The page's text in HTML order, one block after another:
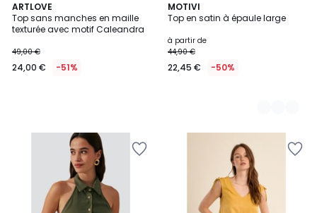
ARTLOVE
Top sans manches en maille
texturée avec motif Caleandra
49,00 €
24,00 € -51%
MOTIVI
Top en satin à épaule large
à partir de
44,90 €
22,45 € -50%
6
Couleurs